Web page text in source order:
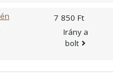
7 850 Ft
Irány a
bolt